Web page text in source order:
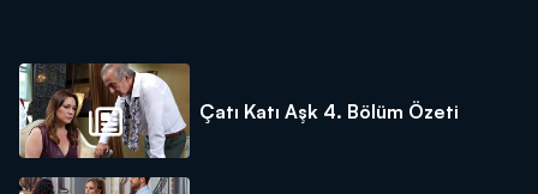
Çatı Katı Aşk 4. Bölüm Özeti